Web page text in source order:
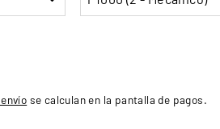
se calculan en la pantalla de pagos.